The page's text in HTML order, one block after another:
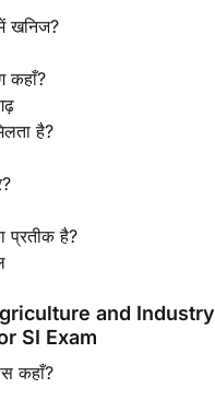
खनिज?
कहाँ?
है?
प्रतीक है?
and Industry
SI Exam
कहाँ?